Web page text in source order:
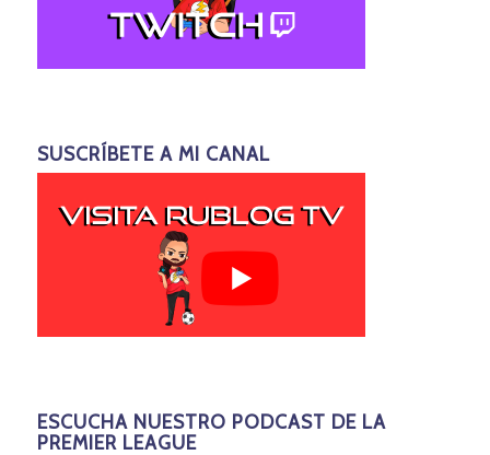
SUSCRÍBETE A MI CANAL
ESCUCHA NUESTRO PODCAST DE LA
PREMIER LEAGUE